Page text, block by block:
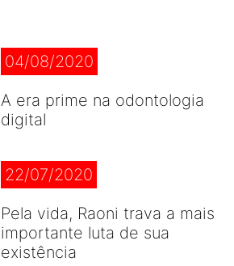
04/08/2020
A era prime na odontologia
digital
22/07/2020
Pela vida, Raoni trava a mais
importante luta de sua
existência